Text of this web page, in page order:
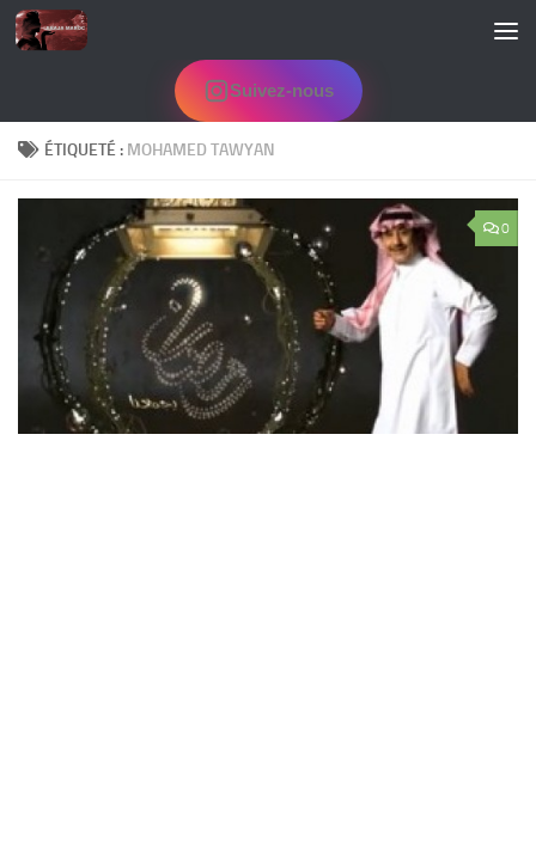
Skip to content
Suivez-nous
ÉTIQUETÉ : MOHAMED TAWYAN
0